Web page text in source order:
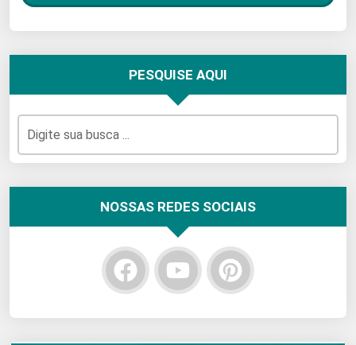
PESQUISE AQUI
NOSSAS REDES SOCIAIS